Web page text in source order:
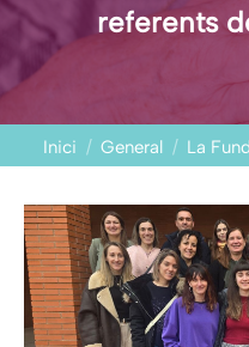
referents
You are here:
Inici General La